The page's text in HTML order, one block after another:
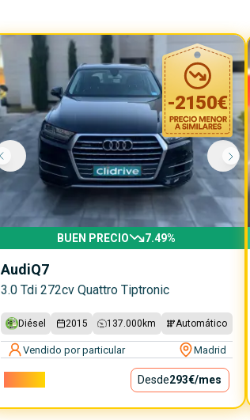
-2150€
BUEN PRECIO 7.49%
AudiQ7
3.0 Tdi 272cv Quattro Tiptronic
Diésel 2015 137.000 km Automático
Vendido por particular Madrid
Desde293€/mes